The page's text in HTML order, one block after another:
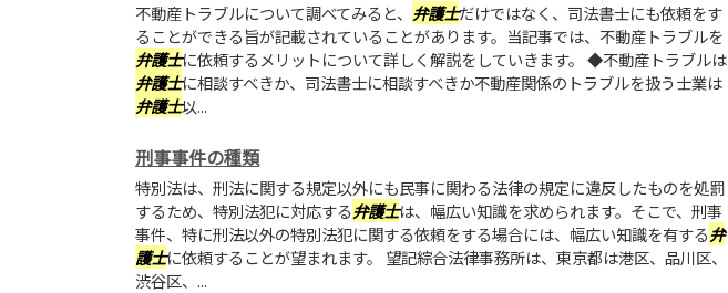
不動産トラブルについて調べてみると、 弁護士だけではなく、司法書士にも依頼をす
ることができる旨が記載されていることがあります。当記事では、不動産トラブルを
弁護士に依頼するメリットについて詳しく解説をしていきます。 ◆不動産トラブルは
弁護士に相談すべきか、司法書士に相談すべきか不動産関係のトラブルを扱う士業は
弁護士以...
刑事事件の種類
特別法は、刑法に関する規定以外にも民事に関わる法律の規定に違反したものを処罰
するため、特別法犯に対応する弁護士は、幅広い知識を求められます。そこで、刑事
事件、特に刑法以外の特別法犯に関する依頼をする場合には、幅広い知識を有する弁
護士に依頼することが望まれます。 望記綜合法律事務所は、東京都は港区、品川区、
渋谷区、...